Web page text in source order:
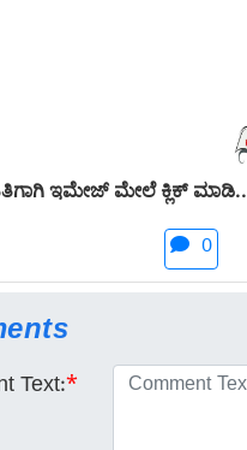
ಇಮೇಜ್ ಮೇಲೆ ಕ್ಲಿಕ್ ಮಾಡಿ..
0
Text:*